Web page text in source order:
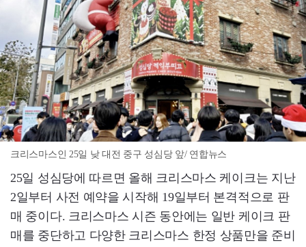
크리스마스인 25일 낮 대전 중구 성심당 앞/ 연합뉴스
25일 성심당에 따르면 올해 크리스마스 케이크는 지난
2일부터 사전 예약을 시작해 19일부터 본격적으로 판
매 중이다. 크리스마스 시즌 동안에는 일반 케이크 판
매를 중단하고 다양한 크리스마스 한정 상품만을 준비